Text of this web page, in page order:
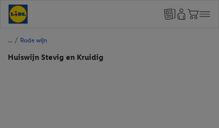
/ Rode wijn
Huiswijn Stevig en Kruidig